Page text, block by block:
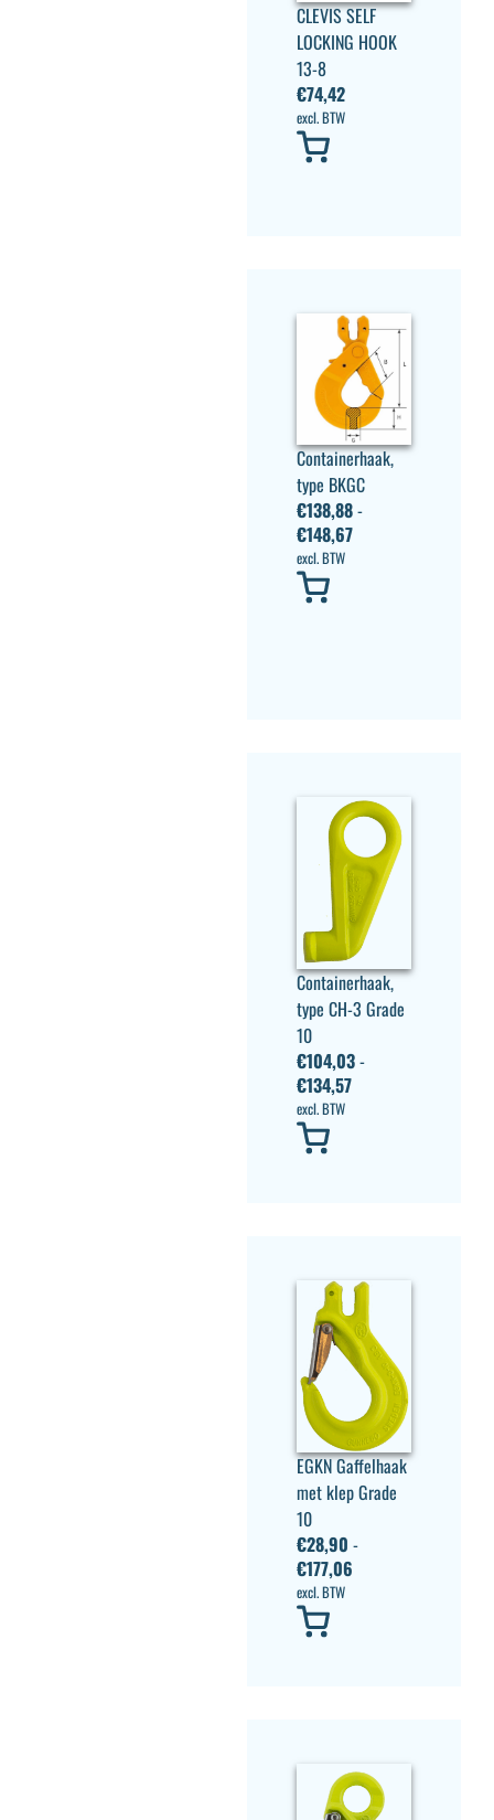
CLEVIS SELF
LOCKING HOOK
13-8
€74,42
excl. BTW
Containerhaak,
type BKGC
€138,88-
€148,67
excl. BTW
Containerhaak,
type CH-3 Grade
10
€104,03-
€134,57
excl. BTW
EGKN Gaffelhaak
met klep Grade
10
€28,90 -
€177,06
excl. BTW